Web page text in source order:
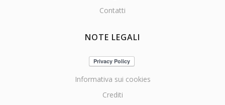
Contatti
NOTE LEGALI
Informativa sui cookies
Crediti